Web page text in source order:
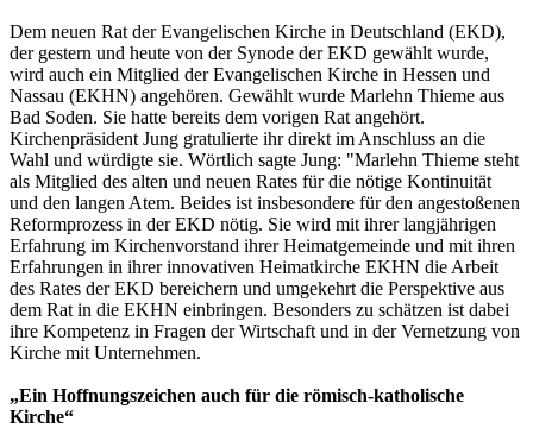
Dem neuen Rat der Evangelischen Kirche in Deutschland (EKD),
der gestern und heute von der Synode der EKD gewählt wurde,
wird auch ein Mitglied der Evangelischen Kirche in Hessen und
Nassau (EKHN) angehören. Gewählt wurde Marlehn Thieme aus
Bad Soden. Sie hatte bereits dem vorigen Rat angehört.
Kirchenpräsident Jung gratulierte ihr direkt im Anschluss an die
Wahl und würdigte sie. Wörtlich sagte Jung: "Marlehn Thieme steht
als Mitglied des alten und neuen Rates für die nötige Kontinuität
und den langen Atem. Beides ist insbesondere für den angestoßenen
Reformprozess in der EKD nötig. Sie wird mit ihrer langjährigen
Erfahrung im Kirchenvorstand ihrer Heimatgemeinde und mit ihren
Erfahrungen in ihrer innovativen Heimatkirche EKHN die Arbeit
des Rates der EKD bereichern und umgekehrt die Perspektive aus
dem Rat in die EKHN einbringen. Besonders zu schätzen ist dabei
ihre Kompetenz in Fragen der Wirtschaft und in der Vernetzung von
Kirche mit Unternehmen.
„Ein Hoffnungszeichen auch für die römisch-katholische
Kirche“